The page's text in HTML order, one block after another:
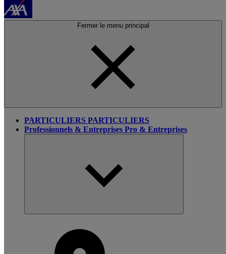
Fermer le menu principal
PARTICULIERS PARTICULIERS
Professionnels & Entreprises Pro & Entreprises